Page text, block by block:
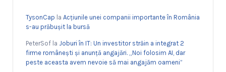
TysonCap la Acțiunile unei companii importante în România
s-au prăbușit la bursă
PeterSof la Joburi în IT: Un investitor străin a integrat 2
firme românești și anunță angajări. „Noi folosim AI, dar
peste aceasta avem nevoie să mai angajăm oameni”